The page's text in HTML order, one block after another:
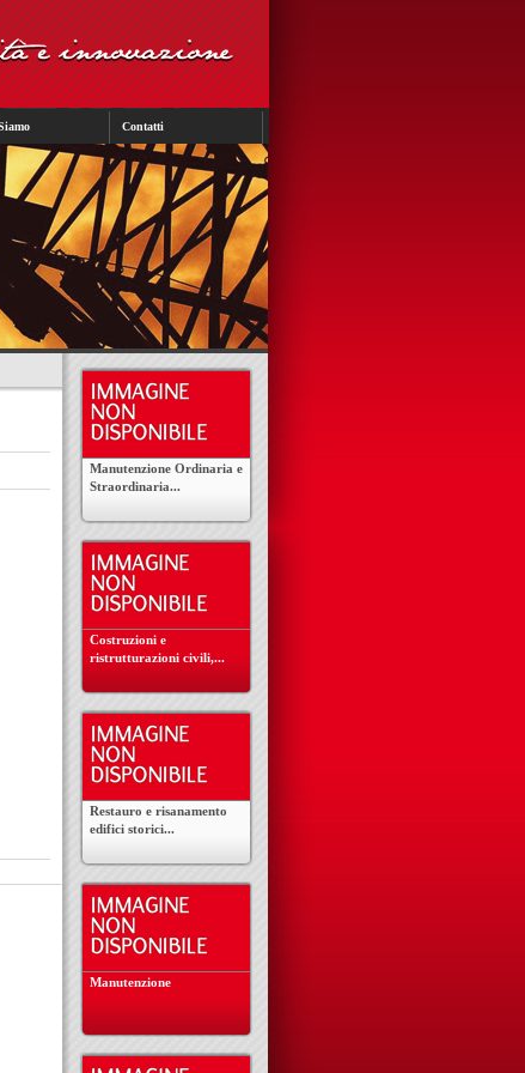
Contatti
Manutenzione Ordinaria e
Straordinaria...
Costruzioni e
ristrutturazioni civili,...
Restauro e risanamento
edifici storici...
Manutenzione